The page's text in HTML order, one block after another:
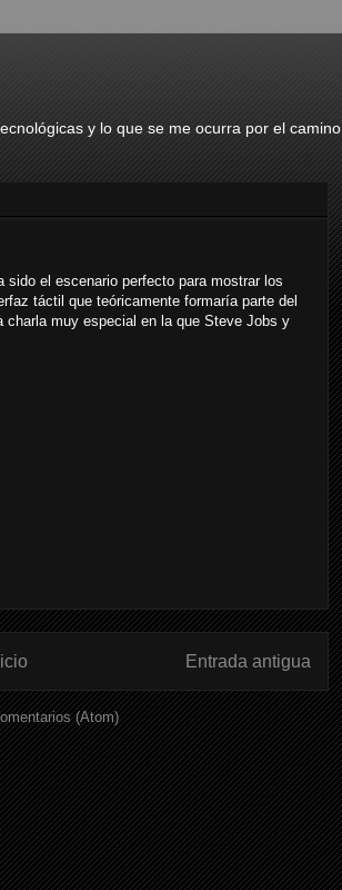
y lo que se me ocurra por el camino.
sido el escenario perfecto para mostrar los
táctil que teóricamente formaría parte del
charla muy especial en la que Steve Jobs y
Entrada antigua
(Atom)